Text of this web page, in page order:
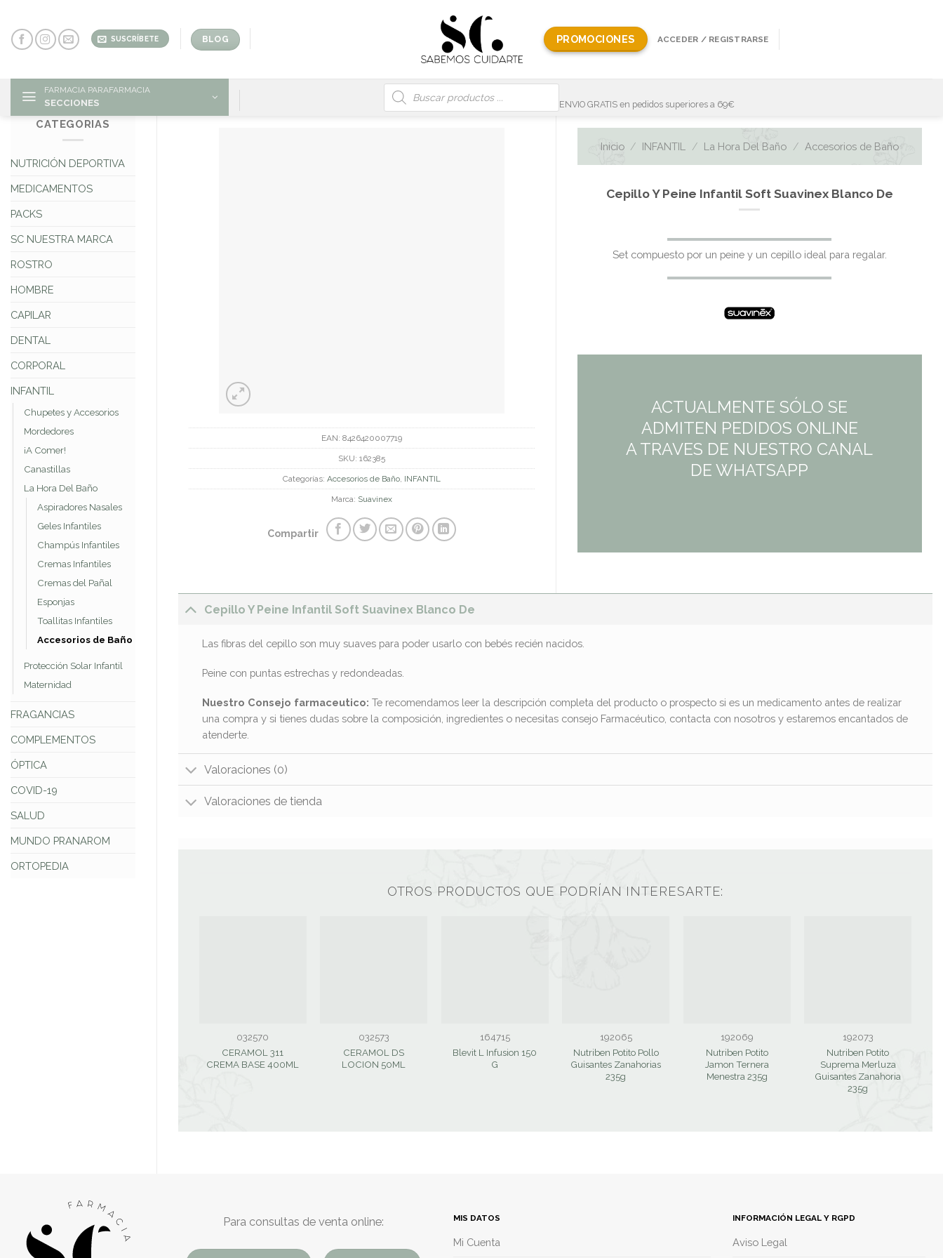
content
SUSCRÍBETE BLOG PROMOCIONES ACCEDER / REGISTRARSE
FARMACIA PARAFARMACIA
SECCIONES
Búsqueda
de
productos
ENVIO GRATIS en pedidos superiores a 69€
CATEGORIAS
NUTRICIÓN DEPORTIVA
MEDICAMENTOS
PACKS
SC NUESTRA MARCA
ROSTRO
HOMBRE
CAPILAR
DENTAL
CORPORAL
INFANTIL
Chupetes y Accesorios
Mordedores
¡A Comer!
Canastillas
La Hora Del Baño
Aspiradores Nasales
Geles Infantiles
Champús Infantiles
Cremas Infantiles
Cremas del Pañal
Esponjas
Toallitas Infantiles
Accesorios de Baño
Protección Solar Infantil
Maternidad
FRAGANCIAS
COMPLEMENTOS
ÓPTICA
COVID-19
SALUD
MUNDO PRANAROM
ORTOPEDIA
EAN: 8426420007719
SKU: 162385
Categorías: Accesorios de Baño, INFANTIL
Marca: Suavinex
Compartir
Inicio / INFANTIL / La Hora Del Baño / Accesorios de Baño
Cepillo Y Peine Infantil Soft Suavinex Blanco De
Set compuesto por un peine y un cepillo ideal para regalar.
ACTUALMENTE SÓLO SE
ADMITEN PEDIDOS ONLINE
A TRAVES DE NUESTRO CANAL
DE WHATSAPP
Cepillo Y Peine Infantil Soft Suavinex Blanco De
Las fibras del cepillo son muy suaves para poder usarlo con bebés recién nacidos.
Peine con puntas estrechas y redondeadas.
Nuestro Consejo farmaceutico: Te recomendamos leer la descripción completa del producto o prospecto si es un medicamento antes de realizar
una compra y si tienes dudas sobre la composición, ingredientes o necesitas consejo Farmacéutico, contacta con nosotros y estaremos encantados de
atenderte.
Valoraciones (0)
Valoraciones de tienda
OTROS PRODUCTOS QUE PODRÍAN INTERESARTE:
032570
CERAMOL 311
CREMA BASE 400ML
032573
CERAMOL DS
LOCION 50ML
164715
Blevit L Infusion 150
G
192065
Nutriben Potito Pollo
Guisantes Zanahorias
235g
192069
Nutriben Potito
Jamon Ternera
Menestra 235g
192073
Nutriben Potito
Suprema Merluza
Guisantes Zanahoria
235g
Para consultas de venta online: MIS DATOS
Mi Cuenta
INFORMACIÓN LEGAL Y RGPD
Aviso Legal